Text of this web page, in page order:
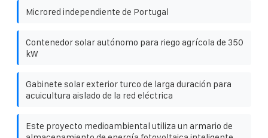
Microred independiente de Portugal
Contenedor solar autónomo para riego agrícola de 350
kW
Gabinete solar exterior turco de larga duración para
acuicultura aislado de la red eléctrica
Este proyecto medioambiental utiliza un armario de